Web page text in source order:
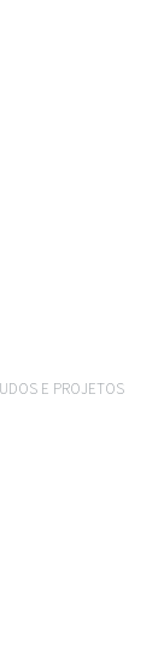
E PROJETOS